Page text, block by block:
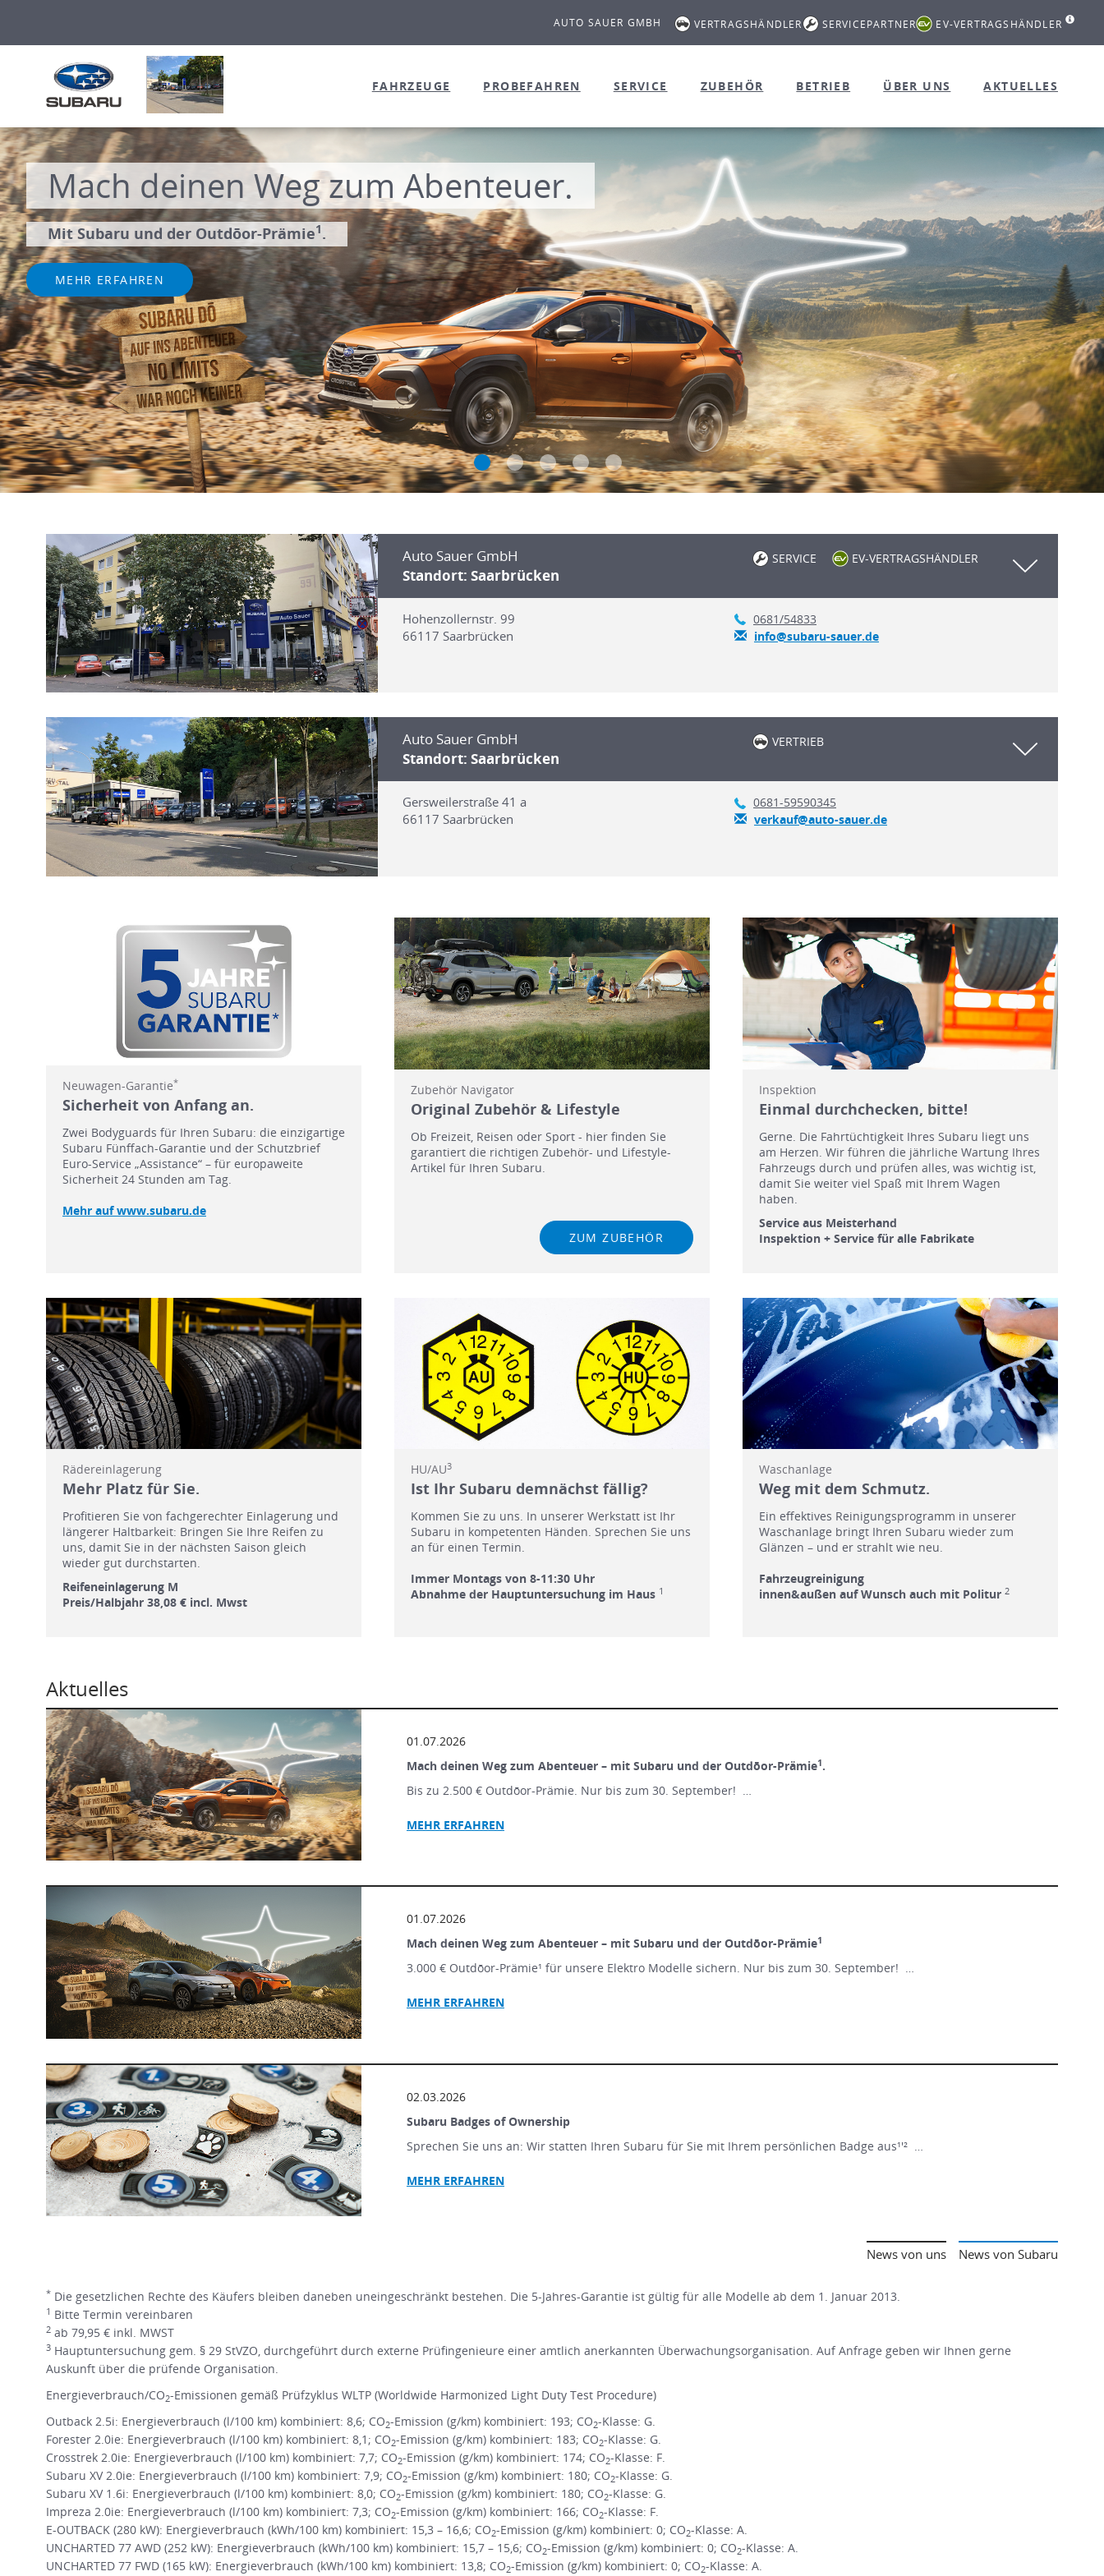
AUTO SAUER GMBH VERTRAGSHÄNDLER SERVICEPARTNER EV-VERTRAGSHÄNDLER
FAHRZEUGE PROBEFAHREN SERVICE ZUBEHÖR BETRIEB ÜBER UNS AKTUELLES
Mach deinen Weg zum Abenteuer
vollelektrisch und zu Top-Konditionen
MEHR ERFAHREN
Auto Sauer GmbH
Standort: Saarbrücken
SERVICE EV-VERTRAGSHÄNDLER
Hohenzollernstr. 99
66117 Saarbrücken
0681/54833
info@subaru-sauer.de
Auto Sauer GmbH
Standort: Saarbrücken
VERTRIEB
Gersweilerstraße 41 a
66117 Saarbrücken
0681-59590345
verkauf@auto-sauer.de
Neuwagen-Garantie*
Sicherheit von Anfang an.
Zwei Bodyguards für Ihren Subaru: die einzigartige
Subaru Fünffach-Garantie und der Schutzbrief
Euro-Service „Assistance“ – für europaweite
Sicherheit 24 Stunden am Tag.
Mehr auf www.subaru.de
Zubehör Navigator
Original Zubehör & Lifestyle
Ob Freizeit, Reisen oder Sport - hier finden Sie
garantiert die richtigen Zubehör- und Lifestyle-
Artikel für Ihren Subaru.
ZUM ZUBEHÖR
Inspektion
Einmal durchchecken, bitte!
Gerne. Die Fahrtüchtigkeit Ihres Subaru liegt uns
am Herzen. Wir führen die jährliche Wartung Ihres
Fahrzeugs durch und prüfen alles, was wichtig ist,
damit Sie weiter viel Spaß mit Ihrem Wagen
haben.
Service aus Meisterhand
Inspektion + Service für alle Fabrikate
Rädereinlagerung
Mehr Platz für Sie.
Profitieren Sie von fachgerechter Einlagerung und
längerer Haltbarkeit: Bringen Sie Ihre Reifen zu
uns, damit Sie in der nächsten Saison gleich
wieder gut durchstarten.
Reifeneinlagerung M
Preis/Halbjahr 38,08 € incl. Mwst
HU/AU3
Ist Ihr Subaru demnächst fällig?
Kommen Sie zu uns. In unserer Werkstatt ist Ihr
Subaru in kompetenten Händen. Sprechen Sie uns
an für einen Termin.
Immer Montags von 8-11:30 Uhr
Abnahme der Hauptuntersuchung im Haus 1
Waschanlage
Weg mit dem Schmutz.
Ein effektives Reinigungsprogramm in unserer
Waschanlage bringt Ihren Subaru wieder zum
Glänzen – und er strahlt wie neu.
Fahrzeugreinigung
innen&außen auf Wunsch auch mit Politur 2
Aktuelles
01.07.2026
Mach deinen Weg zum Abenteuer – mit Subaru und der Outdōor-Prämie1.
Bis zu 2.500 € Outdōor-Prämie. Nur bis zum 30. September! …
MEHR ERFAHREN
01.07.2026
Mach deinen Weg zum Abenteuer – mit Subaru und der Outdōor-Prämie1
3.000 € Outdōor-Prämie¹ für unsere Elektro Modelle sichern. Nur bis zum 30. September! …
MEHR ERFAHREN
02.03.2026
Subaru Badges of Ownership
Sprechen Sie uns an: Wir statten Ihren Subaru für Sie mit Ihrem persönlichen Badge aus¹'² …
MEHR ERFAHREN
News von Subaru
News von uns
* Die gesetzlichen Rechte des Käufers bleiben daneben uneingeschränkt bestehen. Die 5-Jahres-Garantie ist gültig für alle Modelle ab dem 1. Januar 2013.
1 Bitte Termin vereinbaren
2 ab 79,95 € inkl. MWST
3 Hauptuntersuchung gem. § 29 StVZO, durchgeführt durch externe Prüfingenieure einer amtlich anerkannten Überwachungsorganisation. Auf Anfrage geben wir Ihnen gerne
Auskunft über die prüfende Organisation.
Energieverbrauch/CO2-Emissionen gemäß Prüfzyklus WLTP (Worldwide Harmonized Light Duty Test Procedure)
Outback 2.5i: Energieverbrauch (l/100 km) kombiniert: 8,6; CO2-Emission (g/km) kombiniert: 193; CO2-Klasse: G.
Forester 2.0ie: Energieverbrauch (l/100 km) kombiniert: 8,1; CO2-Emission (g/km) kombiniert: 183; CO2-Klasse: G.
Crosstrek 2.0ie: Energieverbrauch (l/100 km) kombiniert: 7,7; CO2-Emission (g/km) kombiniert: 174; CO2-Klasse: F.
Subaru XV 2.0ie: Energieverbrauch (l/100 km) kombiniert: 7,9; CO2-Emission (g/km) kombiniert: 180; CO2-Klasse: G.
Subaru XV 1.6i: Energieverbrauch (l/100 km) kombiniert: 8,0; CO2-Emission (g/km) kombiniert: 180; CO2-Klasse: G.
Impreza 2.0ie: Energieverbrauch (l/100 km) kombiniert: 7,3; CO2-Emission (g/km) kombiniert: 166; CO2-Klasse: F.
E-OUTBACK (280 kW): Energieverbrauch (kWh/100 km) kombiniert: 15,3 – 16,6; CO2-Emission (g/km) kombiniert: 0; CO2-Klasse: A.
UNCHARTED 77 AWD (252 kW): Energieverbrauch (kWh/100 km) kombiniert: 15,7 – 15,6; CO2-Emission (g/km) kombiniert: 0; CO2-Klasse: A.
UNCHARTED 77 FWD (165 kW): Energieverbrauch (kWh/100 km) kombiniert: 13,8; CO2-Emission (g/km) kombiniert: 0; CO2-Klasse: A.